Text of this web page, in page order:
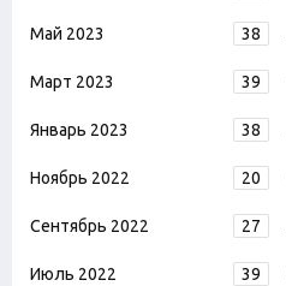
Май 2023 38
Март 2023 39
Январь 2023 38
Ноябрь 2022 20
Сентябрь 2022 27
Июль 2022 39